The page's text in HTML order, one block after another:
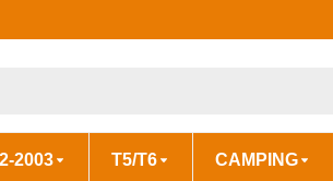
2003 T5/T6 CAMPING